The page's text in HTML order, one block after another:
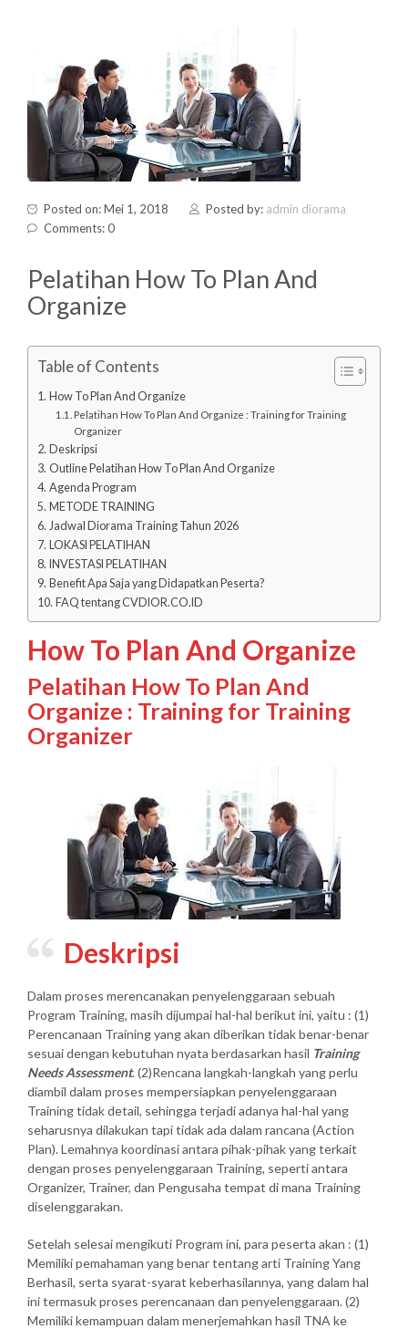
Posted on: Mei 1, 2018 Posted by: admin diorama
Comments: 0
Pelatihan How To Plan And
Organize
Table of Contents
How To Plan And Organize
Pelatihan How To Plan And Organize : Training for Training
Organizer
Deskripsi
Outline Pelatihan How To Plan And Organize
Agenda Program
METODE TRAINING
Jadwal Diorama Training Tahun 2026
LOKASI PELATIHAN
INVESTASI PELATIHAN
Benefit Apa Saja yang Didapatkan Peserta?
FAQ tentang CVDIOR.CO.ID
How To Plan And Organize
Pelatihan How To Plan And
Organize : Training for Training
Organizer
Deskripsi
Dalam proses merencanakan penyelenggaraan sebuah
Program Training, masih dijumpai hal-hal berikut ini, yaitu : (1)
Perencanaan Training yang akan diberikan tidak benar-benar
sesuai dengan kebutuhan nyata berdasarkan hasil Training
Needs Assessment. (2)Rencana langkah-langkah yang perlu
diambil dalam proses mempersiapkan penyelenggaraan
Training tidak detail, sehingga terjadi adanya hal-hal yang
seharusnya dilakukan tapi tidak ada dalam rancana (Action
Plan). Lemahnya koordinasi antara pihak-pihak yang terkait
dengan proses penyelenggaraan Training, seperti antara
Organizer, Trainer, dan Pengusaha tempat di mana Training
diselenggarakan.
Setelah selesai mengikuti Program ini, para peserta akan : (1)
Memiliki pemahaman yang benar tentang arti Training Yang
Berhasil, serta syarat-syarat keberhasilannya, yang dalam hal
ini termasuk proses perencanaan dan penyelenggaraan. (2)
Memiliki kemampuan dalam menerjemahkan hasil TNA ke